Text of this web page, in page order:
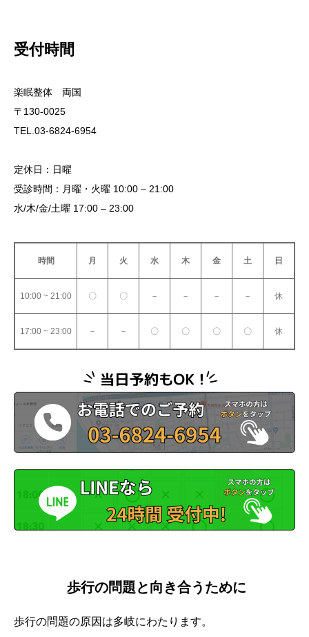
受付時間
楽眠整体 両国
〒130-0025
TEL.03-6824-6954
定休日：日曜
受診時間：月曜・火曜 10:00 – 21:00
水/木/金/土曜 17:00 – 23:00
時間 月 火 水 木 金 土 日
10:00 ~ 21:00 〇 〇 － － － － 休
17:00 ~ 23:00 － － 〇 〇 〇 〇 休
歩行の問題と向き合うために
歩行の問題の原因は多岐にわたります。